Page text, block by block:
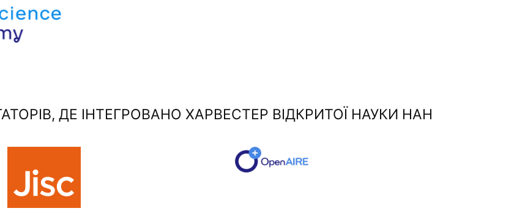
ДЕ ІНТЕГРОВАНО ХАРВЕСТЕР ВІДКРИТОЇ НАУКИ НАН